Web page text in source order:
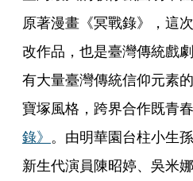
原著漫畫《冥戰錄》，這
改作品，也是臺灣傳統戲
有大量臺灣傳統信仰元素
寶塚風格，跨界合作既青
錄》 。由明華園台柱小生
新生代演員陳昭婷、吳米